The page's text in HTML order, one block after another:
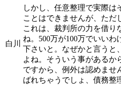
白川
しかし、任意整理で実際
ことはできませんが、ただ
これは、裁判所の力を借り
ね。500万が100万でいい
下さいと。なぜかと言うと
よね。そういう事があるか
ですから、例外は認めませ
ばれちゃうでしょ、債務整